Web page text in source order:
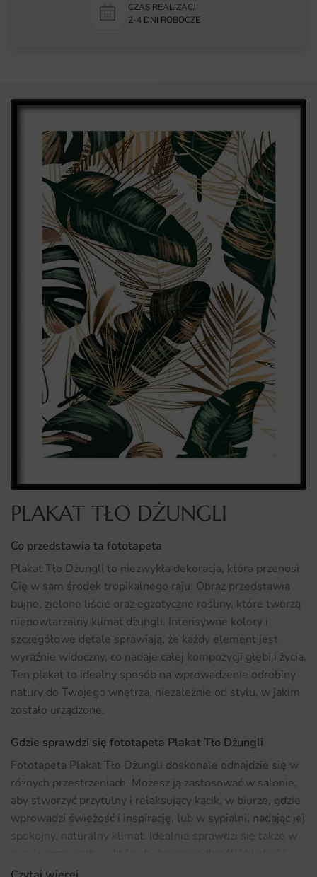
CZAS REALIZACJI
2-4 DNI ROBOCZE
PLAKAT TŁO DŻUNGLI
Co przedstawia ta fototapeta
Plakat Tło Dżungli to niezwykła dekoracja, która przenosi
Cię w sam środek tropikalnego raju. Obraz przedstawia
bujne, zielone liście oraz egzotyczne rośliny, które tworzą
niepowtarzalny klimat dżungli. Intensywne kolory i
szczegółowe detale sprawiają, że każdy element jest
wyraźnie widoczny, co nadaje całej kompozycji głębi i życia.
Ten plakat to idealny sposób na wprowadzenie odrobiny
natury do Twojego wnętrza, niezależnie od stylu, w jakim
zostało urządzone.
Gdzie sprawdzi się fototapeta Plakat Tło Dżungli
Fototapeta Plakat Tło Dżungli doskonale odnajdzie się w
różnych przestrzeniach. Możesz ją zastosować w salonie,
aby stworzyć przytulny i relaksujący kącik, w biurze, gdzie
wprowadzi świeżość i inspirację, lub w sypialni, nadając jej
spokojny, naturalny klimat. Idealnie sprawdzi się także w
natury. Jeżeli szukasz większej różnorodności w